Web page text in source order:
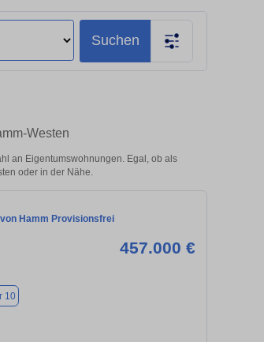
Suchen
Westen
an Eigentumswohnungen. Egal, ob als
oder in der Nähe.
von Hamm Provisionsfrei
457.000 €
10